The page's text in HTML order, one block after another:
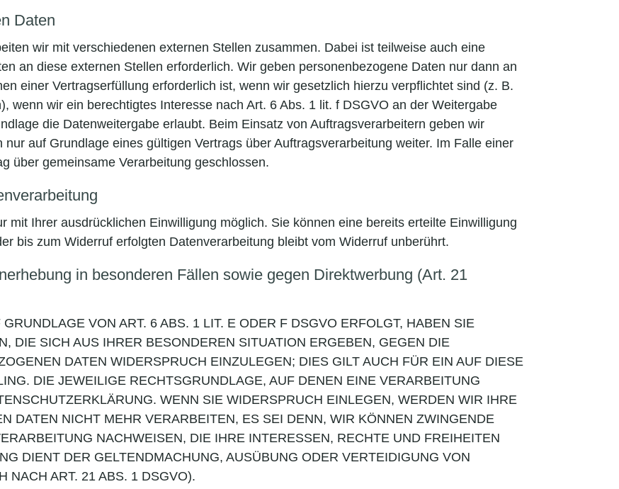
Daten
wir mit verschiedenen externen Stellen zusammen. Dabei ist teilweise auch eine
an diese externen Stellen erforderlich. Wir geben personenbezogene Daten nur dann an
einer Vertragserfüllung erforderlich ist, wenn wir gesetzlich hierzu verpflichtet sind (z. B.
wenn wir ein berechtigtes Interesse nach Art. 6 Abs. 1 lit. f DSGVO an der Weitergabe
die Datenweitergabe erlaubt. Beim Einsatz von Auftragsverarbeitern geben wir
auf Grundlage eines gültigen Vertrags über Auftragsverarbeitung weiter. Im Falle einer
über gemeinsame Verarbeitung geschlossen.
mit Ihrer ausdrücklichen Einwilligung möglich. Sie können eine bereits erteilte Einwilligung
bis zum Widerruf erfolgten Datenverarbeitung bleibt vom Widerruf unberührt.
in besonderen Fällen sowie gegen Direktwerbung (Art. 21
VON ART. 6 ABS. 1 LIT. E ODER F DSGVO ERFOLGT, HABEN SIE
DIE SICH AUS IHRER BESONDEREN SITUATION ERGEBEN, GEGEN DIE
DATEN WIDERSPRUCH EINZULEGEN; DIES GILT AUCH FÜR EIN AUF DIESE
DIE JEWEILIGE RECHTSGRUNDLAGE, AUF DENEN EINE VERARBEITUNG
WENN SIE WIDERSPRUCH EINLEGEN, WERDEN WIR IHRE
DATEN NICHT MEHR VERARBEITEN, ES SEI DENN, WIR KÖNNEN ZWINGENDE
NACHWEISEN, DIE IHRE INTERESSEN, RECHTE UND FREIHEITEN
DIENT DER GELTENDMACHUNG, AUSÜBUNG ODER VERTEIDIGUNG VON
NACH ART. 21 ABS. 1 DSGVO).